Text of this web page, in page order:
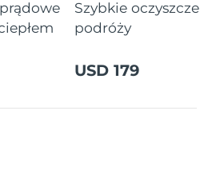
Szybkie
podróży
USD 179